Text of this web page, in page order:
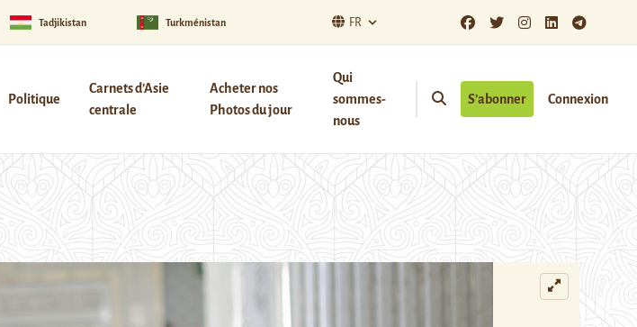
Tadjikistan Turkménistan FR
Politique
Carnets d’Asie
centrale
Acheter nos
Photos du jour
Qui
sommes-
nous
S’abonner Connexion